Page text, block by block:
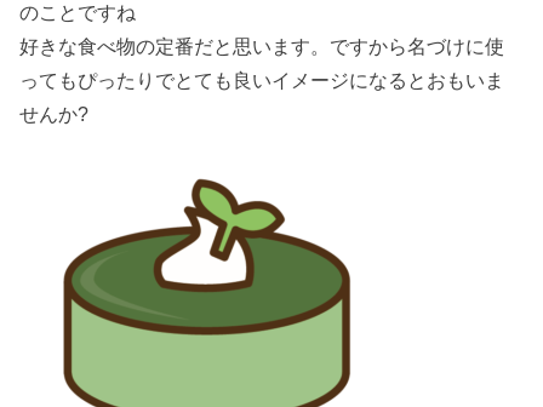
のことですね
好きな食べ物の定番だと思います。ですから名づけに使
ってもぴったりでとても良いイメージになるとおもいま
せんか?